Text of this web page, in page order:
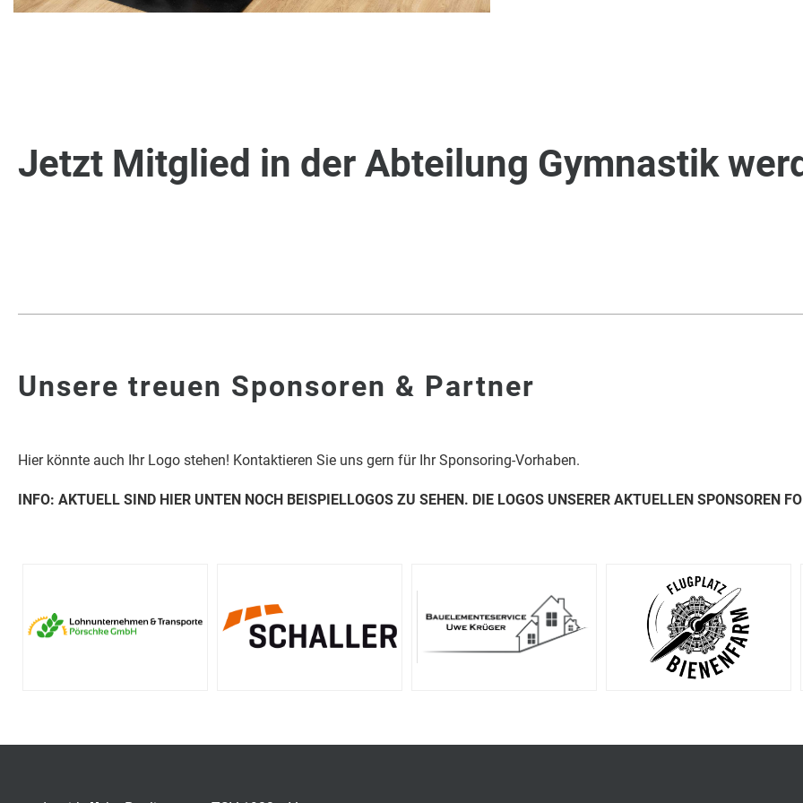
Jetzt Mitglied in der Abteilung Gymnastik
Unsere treuen Sponsoren & Partner
Hier könnte auch Ihr Logo stehen! Kontaktieren Sie uns gern für Ihr Sponsoring-Vorhaben.
INFO: AKTUELL SIND HIER UNTEN NOCH BEISPIELLOGOS ZU SEHEN. DIE LOGOS UNSERER AKTUELLEN SPONSOREN